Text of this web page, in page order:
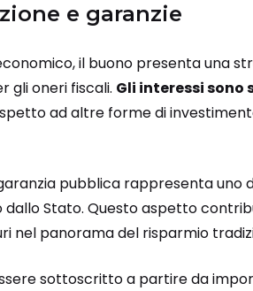
e garanzie
il buono presenta una
gli oneri fiscali. Gli interessi
ad altre forme di
pubblica rappresenta uno
Stato. Questo aspetto
nel panorama del risparmio
sottoscritto a partire da